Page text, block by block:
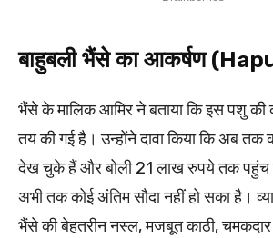
बाहुबली भैंसे का आकर्षण
भैंसे के मालिक आमिर ने बताया कि इस पशु
तय की गई है। उन्होंने दावा किया कि अब तक
देख चुके हैं और बोली 21 लाख रुपये तक पहुंच
अभी तक कोई अंतिम सौदा नहीं हो सका है।
भैंसे की बेहतरीन नस्ल, मजबूत काठी, चमकदार